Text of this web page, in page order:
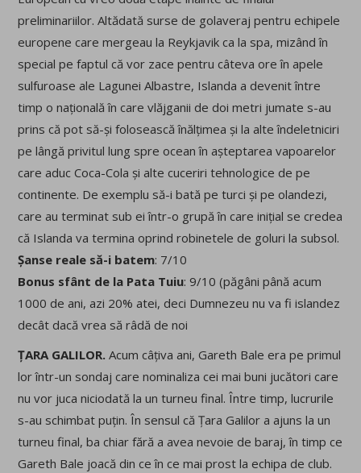
preliminariilor. Altădată surse de golaveraj pentru echipele
europene care mergeau la Reykjavik ca la spa, mizând în
special pe faptul că vor zace pentru câteva ore în apele
sulfuroase ale Lagunei Albastre, Islanda a devenit între
timp o națională în care vlăjganii de doi metri jumate s-au
prins că pot să-și folosească înălțimea și la alte îndeletniciri
pe lângă privitul lung spre ocean în așteptarea vapoarelor
care aduc Coca-Cola și alte cuceriri tehnologice de pe
continente. De exemplu să-i bată pe turci și pe olandezi,
care au terminat sub ei într-o grupă în care inițial se credea
că Islanda va termina oprind robinetele de goluri la subsol.
Șanse reale să-i batem: 7/10
Bonus sfânt de la Pata Tuiu: 9/10 (păgâni până acum
1000 de ani, azi 20% atei, deci Dumnezeu nu va fi islandez
decât dacă vrea să râdă de noi
ȚARA GALILOR. Acum câțiva ani, Gareth Bale era pe primul
lor într-un sondaj care nominaliza cei mai buni jucători care
nu vor juca niciodată la un turneu final. Între timp, lucrurile
s-au schimbat puțin. În sensul că Țara Galilor a ajuns la un
turneu final, ba chiar fără a avea nevoie de baraj, în timp ce
Gareth Bale joacă din ce în ce mai prost la echipa de club.